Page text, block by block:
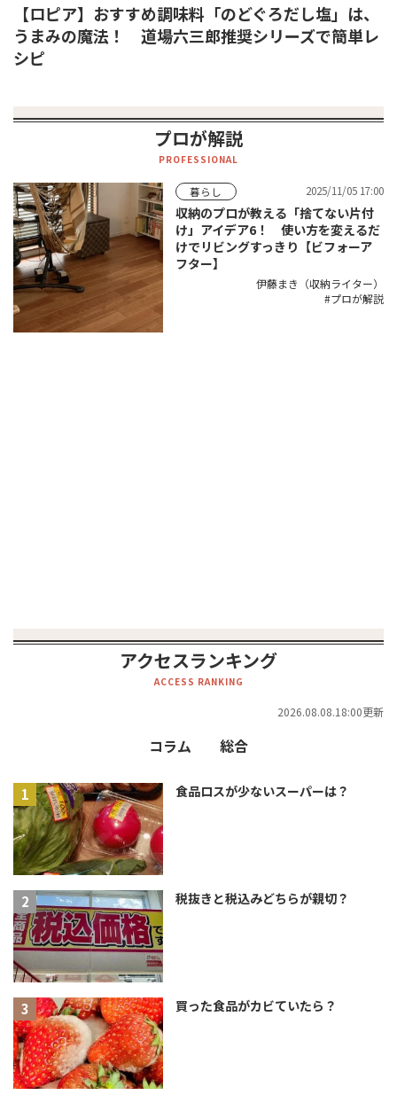
【ロピア】おすすめ調味料「のどぐろだし塩」は、
うまみの魔法！ 道場六三郎推奨シリーズで簡単レ
シピ
プロが解説
PROFESSIONAL
暮らし 2025/11/05 17:00
収納のプロが教える「捨てない片付
け」アイデア6！ 使い方を変えるだ
けでリビングすっきり【ビフォーア
フター】
伊藤まき（収納ライター）
プロが解説
アクセスランキング
ACCESS RANKING
2026.08.08.18:00更新
コラム 総合
食品ロスが少ないスーパーは？
税抜きと税込みどちらが親切？
買った食品がカビていたら？